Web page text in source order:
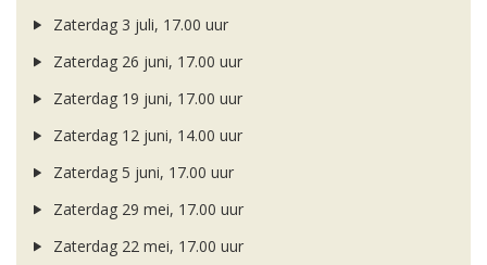
Zaterdag 3 juli, 17.00 uur
Zaterdag 26 juni, 17.00 uur
Zaterdag 19 juni, 17.00 uur
Zaterdag 12 juni, 14.00 uur
Zaterdag 5 juni, 17.00 uur
Zaterdag 29 mei, 17.00 uur
Zaterdag 22 mei, 17.00 uur